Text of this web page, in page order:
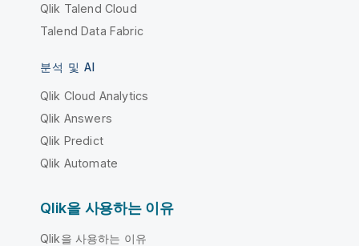
Qlik Talend Cloud
Talend Data Fabric
분석 및 AI
Qlik Cloud Analytics
Qlik Answers
Qlik Predict
Qlik Automate
Qlik을 사용하는 이유
Qlik을 사용하는 이유